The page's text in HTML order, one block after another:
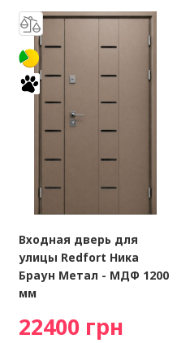
Входная дверь для
улицы Redfort Ника
Браун Метал - МДФ 1200
мм
22400 грн